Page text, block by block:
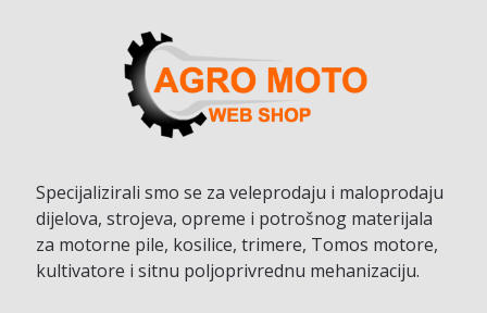
Specijalizirali smo se za veleprodaju i maloprodaju
dijelova, strojeva, opreme i potrošnog materijala
za motorne pile, kosilice, trimere, Tomos motore,
kultivatore i sitnu poljoprivrednu mehanizaciju.